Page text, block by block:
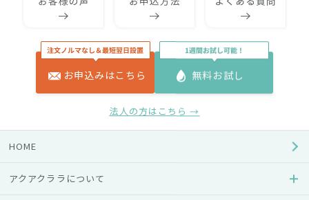
お申込みはこちら 無料お試し
法人の方はこちら →
HOME
アクアクララについて